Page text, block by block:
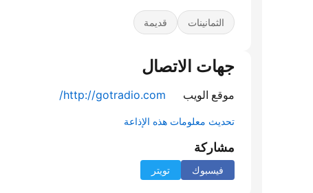
الثمانينات قديمة
جهات الاتصال
موقع الويب http://gotradio.com/
تحديث معلومات هذه الإذاعة
مشاركة
فيسبوك تويتر